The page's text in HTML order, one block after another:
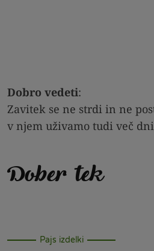
Dobro vedeti:
Zavitek se ne strdi in ne
v njem uživamo tudi več
Dober tek
Pajs izdelki